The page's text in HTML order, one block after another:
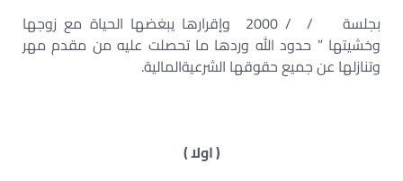
بجلسة / / 2000 وإقرارها يبغضها الحياة مع زوجها
وخشيتها ” حدود الله وردها ما تحصلت عليه من مقدم مهر
وتنازلها عن جميع حقوقها الشرعيةالمالية.
( اولا )